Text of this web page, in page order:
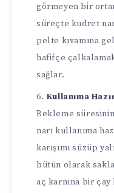
görmeyen bir
süreçte kudret
pelte kıvamına
hafifçe
sağlar.
Kullanıma
Bekleme
narı kullanıma
karışımı süzüp
bütün olarak
aç karnına bir